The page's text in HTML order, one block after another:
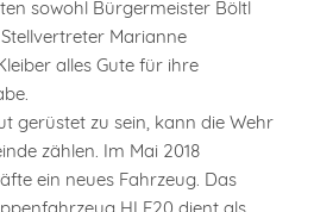
sowohl Bürgermeister Böltl
Marianne
alles Gute für ihre
gerüstet zu sein, kann die Wehr
zählen. Im Mai 2018
ein neues Fahrzeug. Das